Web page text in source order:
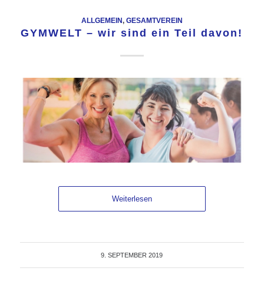
ALLGEMEIN, GESAMTVEREIN
GYMWELT – wir sind ein Teil davon!
Weiterlesen
9. SEPTEMBER 2019